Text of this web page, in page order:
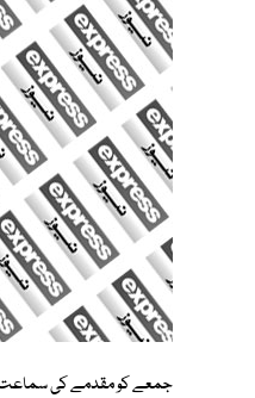
جمعے کو مقدمے کی سماعت